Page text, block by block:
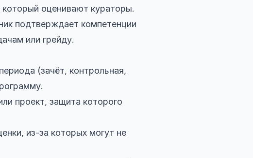
который оценивают кураторы.
подтверждает компетенции
или грейду.
(зачёт, контрольная,
проект, защита которого
из-за которых могут не